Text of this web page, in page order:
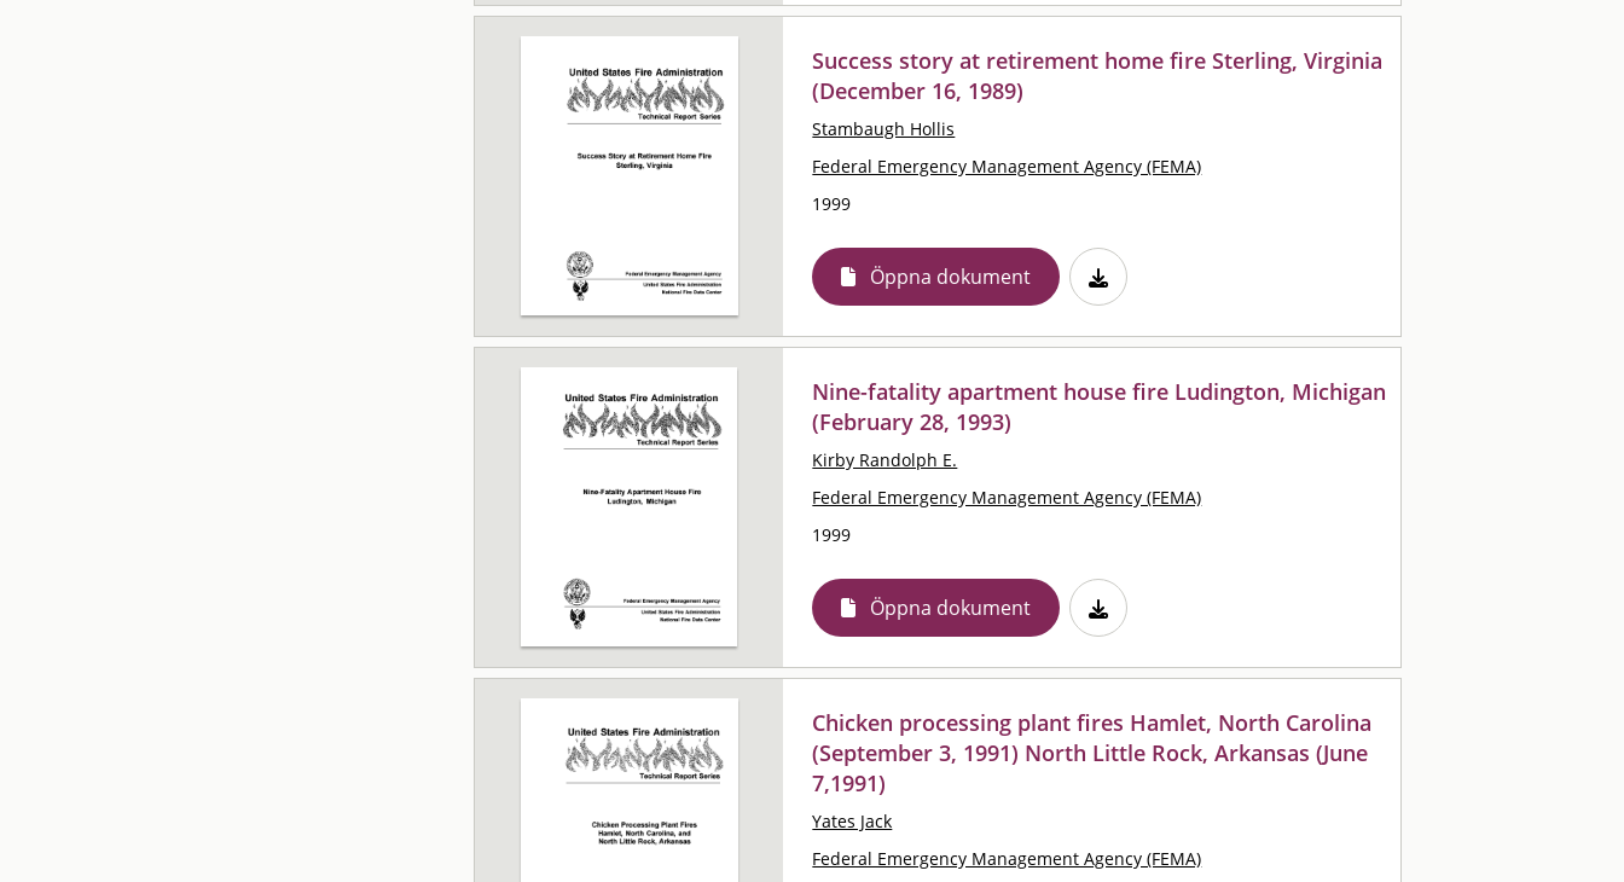
Success story at retirement home fire Sterling, Virginia
(December 16, 1989)
Stambaugh Hollis
Federal Emergency Management Agency (FEMA)
1999
Öppna dokument
Nine-fatality apartment house fire Ludington, Michigan
(February 28, 1993)
Kirby Randolph E.
Federal Emergency Management Agency (FEMA)
1999
Öppna dokument
Chicken processing plant fires Hamlet, North Carolina
(September 3, 1991) North Little Rock, Arkansas (June
7,1991)
Yates Jack
Federal Emergency Management Agency (FEMA)